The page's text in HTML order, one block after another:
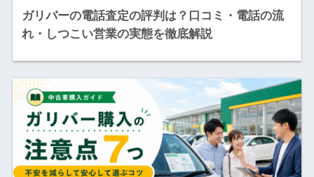
ガリバーの電話査定の評判は？口コミ・電話の流
れ・しつこい営業の実態を徹底解説